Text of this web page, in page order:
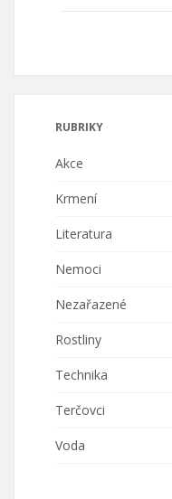
RUBRIKY
Akce
Krmení
Literatura
Nemoci
Nezařazené
Rostliny
Technika
Terčovci
Voda